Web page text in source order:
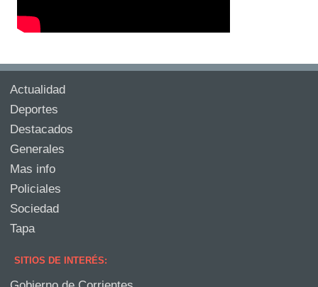
Actualidad
Deportes
Destacados
Generales
Mas info
Policiales
Sociedad
Tapa
SITIOS DE INTERÉS: